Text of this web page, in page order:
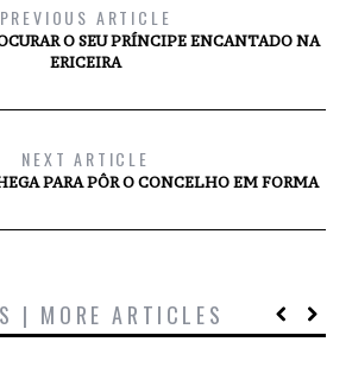
PREVIOUS ARTICLE
O SEU PRÍNCIPE ENCANTADO NA
ERICEIRA
NEXT ARTICLE
PARA PÔR O CONCELHO EM FORMA
| MORE ARTICLES